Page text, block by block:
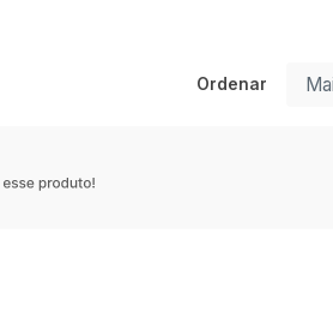
Ordenar